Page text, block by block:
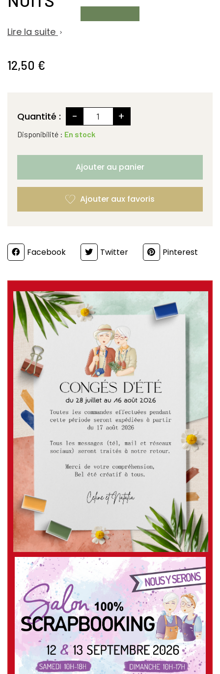
Lire la suite 
12,50 €
Quantité : - +
Disponibilité : En stock
Ajouter au panier
PartagerFacebook Twitter Pinterest